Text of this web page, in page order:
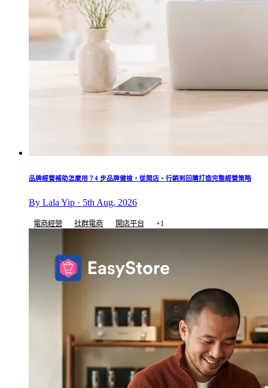
品牌經營補助怎麼用？4 步品牌健檢，從開店、行銷到回購打造完整經營策略
By Lala Yip · 5th Aug, 2026
電商經營 社群電商 開店平台 +1